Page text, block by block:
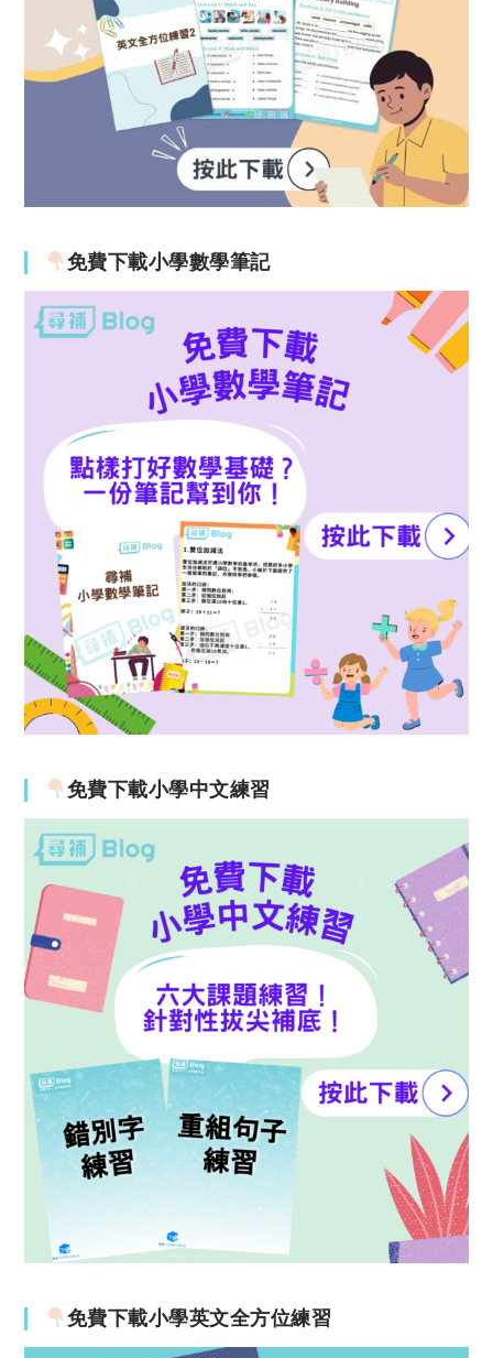
免費下載小學數學筆記
免費下載小學中文練習
免費下載小學英文全方位練習